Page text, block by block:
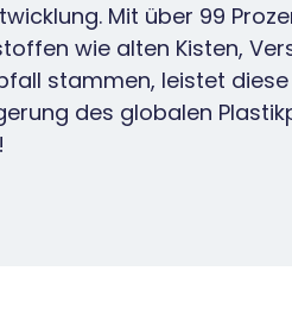
Mit über 99
wie alten Kisten,
stammen, leistet
des globalen